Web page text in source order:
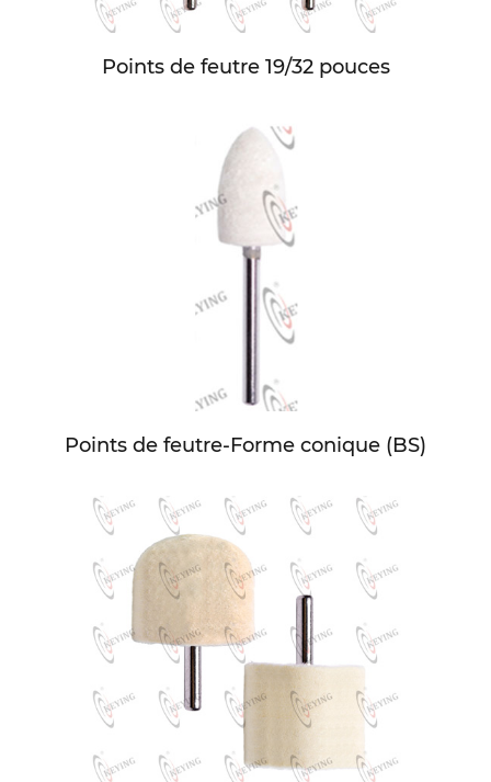
Points de feutre 19/32 pouces
Points de feutre-Forme conique (BS)